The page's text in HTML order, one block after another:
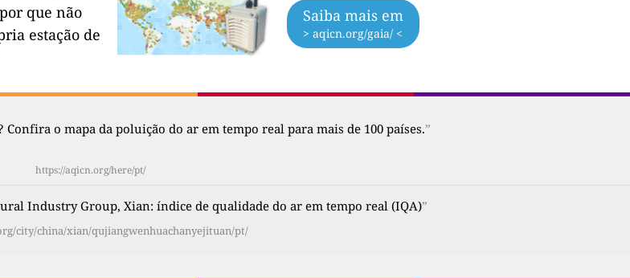
por que não
estação de
Saiba mais em
> aqicn.org/gaia/ <
o mapa da poluição do ar em tempo real para mais de 100 países.”
https://aqicn.org/here/pt/
Industry Group, Xian: índice de qualidade do ar em tempo real (IQA)”
city/china/xian/qujiangwenhuachanyejituan/pt/